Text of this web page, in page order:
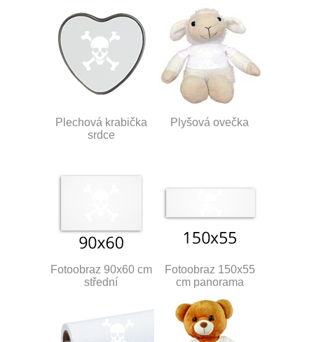
Plechová krabička
srdce
Plyšová ovečka
Fotoobraz 90x60 cm
střední
Fotoobraz 150x55
cm panorama